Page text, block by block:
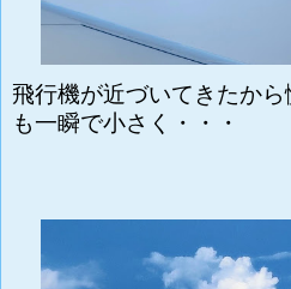
飛行機が近づいてきたか
も一瞬で小さく・・・